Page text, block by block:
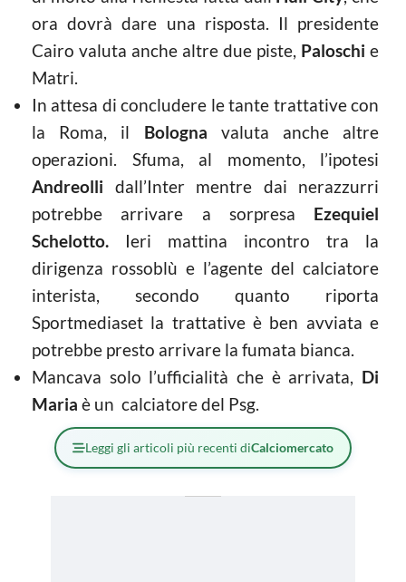
ora dovrà dare una risposta. Il presidente
Cairo valuta anche altre due piste, Paloschi e
Matri.
In attesa di concludere le tante trattative con
la Roma, il Bologna valuta anche altre
operazioni. Sfuma, al momento, l’ipotesi
Andreolli dall’Inter mentre dai nerazzurri
potrebbe arrivare a sorpresa Ezequiel
Schelotto. Ieri mattina incontro tra la
dirigenza rossoblù e l’agente del calciatore
interista, secondo quanto riporta
Sportmediaset la trattative è ben avviata e
potrebbe presto arrivare la fumata bianca.
Mancava solo l’ufficialità che è arrivata, Di
Maria è un calciatore del Psg.
Leggi gli articoli più recenti diCalciomercato